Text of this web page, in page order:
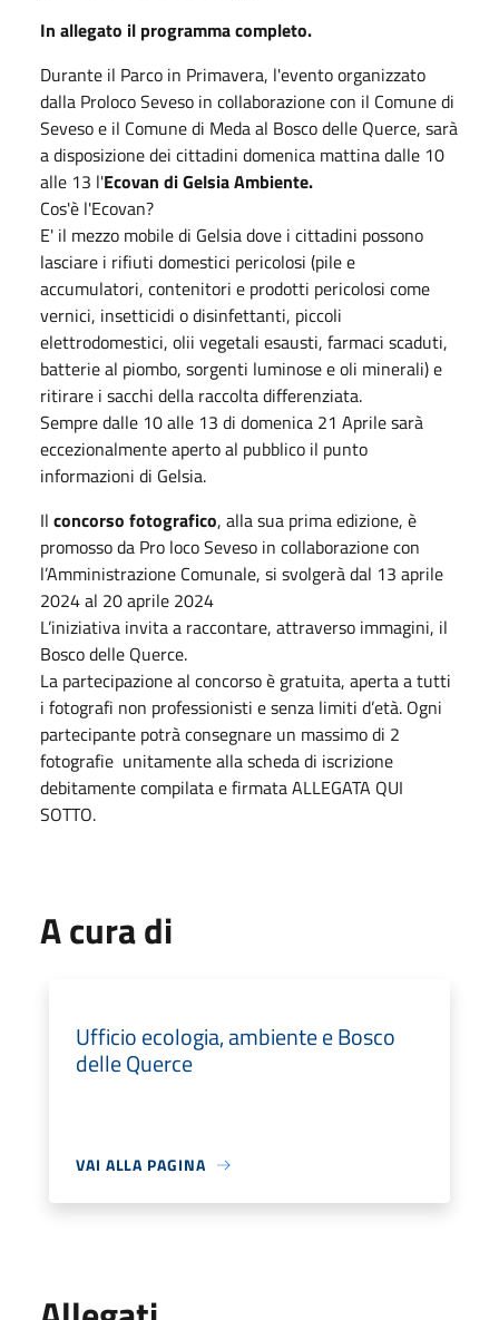
In allegato il programma completo.
Durante il Parco in Primavera, l'evento organizzato
dalla Proloco Seveso in collaborazione con il Comune di
Seveso e il Comune di Meda al Bosco delle Querce, sarà
a disposizione dei cittadini domenica mattina dalle 10
alle 13 l'Ecovan di Gelsia Ambiente.
Cos'è l'Ecovan?
E' il mezzo mobile di Gelsia dove i cittadini possono
lasciare i rifiuti domestici pericolosi (pile e
accumulatori, contenitori e prodotti pericolosi come
vernici, insetticidi o disinfettanti, piccoli
elettrodomestici, olii vegetali esausti, farmaci scaduti,
batterie al piombo, sorgenti luminose e oli minerali) e
ritirare i sacchi della raccolta differenziata.
Sempre dalle 10 alle 13 di domenica 21 Aprile sarà
eccezionalmente aperto al pubblico il punto
informazioni di Gelsia.
Il concorso fotografico, alla sua prima edizione, è
promosso da Pro loco Seveso in collaborazione con
l’Amministrazione Comunale, si svolgerà dal 13 aprile
2024 al 20 aprile 2024
L’iniziativa invita a raccontare, attraverso immagini, il
Bosco delle Querce.
La partecipazione al concorso è gratuita, aperta a tutti
i fotografi non professionisti e senza limiti d’età. Ogni
partecipante potrà consegnare un massimo di 2
fotografie unitamente alla scheda di iscrizione
debitamente compilata e firmata ALLEGATA QUI
SOTTO.
A cura di
Ufficio ecologia, ambiente e Bosco
delle Querce
VAI ALLA PAGINA